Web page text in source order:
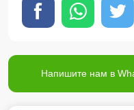
Напишите нам в